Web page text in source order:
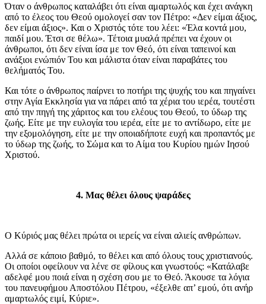
Όταν ο άνθρωπος καταλάβει ότι είναι αμαρτωλός και έχει ανάγκη
από το έλεος του Θεού ομολογεί σαν τον Πέτρο: «Δεν είμαι άξιος,
δεν είμαι άξιος». Και ο Χριστός τότε του λέει: «Έλα κοντά μου,
παιδί μου. Έτσι σε θέλω». Τέτοια μυαλά πρέπει να έχουν οι
άνθρωποι, ότι δεν είναι ίσα με τον Θεό, ότι είναι ταπεινοί και
ανάξιοι ενώπιόν Του και μάλιστα όταν είναι παραβάτες του
θελήματός Του.
Και τότε ο άνθρωπος παίρνει το ποτήρι της ψυχής του και πηγαίνει
στην Αγία Εκκλησία για να πάρει από τα χέρια του ιερέα, τουτέστι
από την πηγή της χάριτος και του ελέους του Θεού, το ύδωρ της
ζωής. Είτε με την ευλογία του ιερέα, είτε με το αντίδωρο, είτε με
την εξομολόγηση, είτε με την οποιαδήποτε ευχή και προπαντός με
το ύδωρ της ζωής, το Σώμα και το Αίμα του Κυρίου ημών Ιησού
Χριστού.
4. Μας θέλει όλους ψαράδες
Ο Κύριός μας θέλει πρώτα οι ιερείς να είναι αλιείς ανθρώπων.
Αλλά σε κάποιο βαθμό, το θέλει και από όλους τους χριστιανούς.
Οι οποίοι οφείλουν να λένε σε φίλους και γνωστούς: «Κατάλαβε
αδελφέ μου ποιά είναι η σχέση σου με το Θεό. Άκουσε τα λόγια
του πανευφήμου Αποστόλου Πέτρου, «έξελθε απ’ εμού, ότι ανήρ
αμαρτωλός ειμί, Κύριε».